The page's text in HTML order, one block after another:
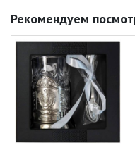
Рекомендуем